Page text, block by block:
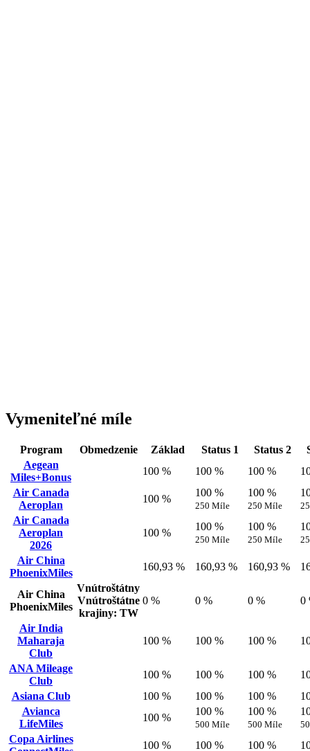
Vymeniteľné míle
Program Obmedzenie Základ Status 1 Status 2
Aegean
Miles+Bonus
100 % 100 % 100 %
Air Canada
Aeroplan
100 %
100 %
250 Míle
100 %
250 Míle
Air Canada
Aeroplan
2026
100 %
100 %
250 Míle
100 %
250 Míle
Air China
PhoenixMiles
160,93 % 160,93 % 160,93 %
Air China
PhoenixMiles
Vnútroštátny
Vnútroštátne
krajiny: TW
0 % 0 % 0 % 0
Air India
Maharaja
Club
100 % 100 % 100 %
ANA Mileage
Club
100 % 100 % 100 %
Asiana Club
100 % 100 % 100 %
Avianca
LifeMiles
100 %
100 %
500 Míle
100 %
500 Míle
Copa Airlines
100 % 100 % 100 %